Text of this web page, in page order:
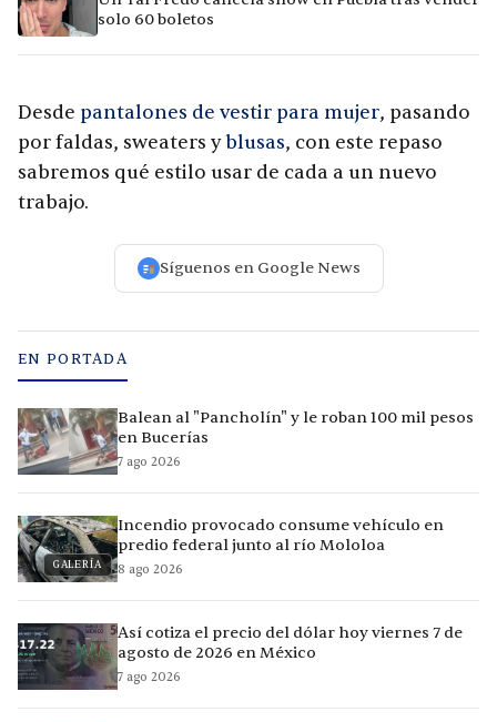
solo 60 boletos
Desde pantalones de vestir para mujer, pasando
por faldas, sweaters yblusas, con este repaso
sabremos qué estilo usar de cada a un nuevo
trabajo.
Síguenos en Google News
EN PORTADA
Balean al "Pancholín" y le roban 100 mil pesos
en Bucerías
7 ago 2026
GALERÍA
Incendio provocado consume vehículo en
predio federal junto al río Mololoa
8 ago 2026
Así cotiza el precio del dólar hoy viernes 7 de
agosto de 2026 en México
7 ago 2026